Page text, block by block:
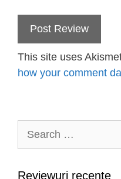
This site uses
how your comment
Reviewuri recente